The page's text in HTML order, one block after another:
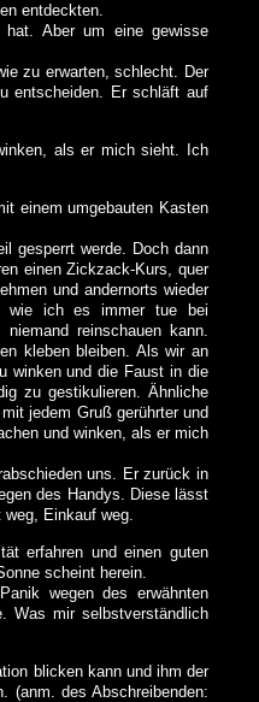
entdeckten.
Aber um eine gewisse
zu erwarten, schlecht. Der
entscheiden. Er schläft auf
als er mich sieht. Ich
einem umgebauten Kasten
gesperrt werde. Doch dann
einen Zickzack-Kurs, quer
und andernorts wieder
wie ich es immer tue bei
reinschauen kann.
kleben bleiben. Als wir an
winken und die Faust in die
zu gestikulieren. Ähnliche
jedem Gruß gerührter und
und winken, als er mich
uns. Er zurück in
des Handys. Diese lässt
Einkauf weg.
erfahren und einen guten
scheint herein.
wegen des erwähnten
Was mir selbstverständlich
blicken kann und ihm der
(anm. des Abschreibenden: